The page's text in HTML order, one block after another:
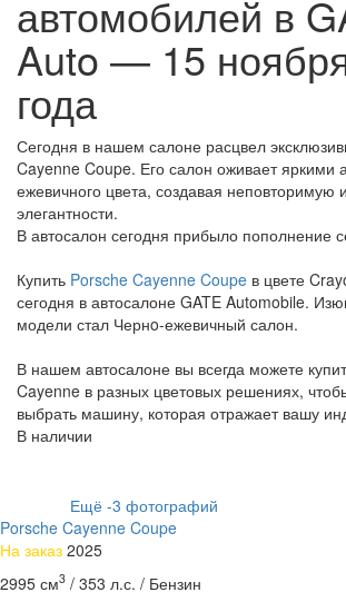
автомобилей в
Auto — 15
года
Сегодня в нашем салоне расцвел
Cayenne Coupe. Его салон оживает яркими
ежевичного цвета, создавая неповторимую
элегантности.
В автосалон сегодня прибыло пополнение
Купить Porsche Cayenne Coupe в цвете
сегодня в автосалоне GATE Automobile.
модели стал Чернo-ежевичный салон.
В нашем автосалоне вы всегда можете
Cayenne в разных цветовых решениях,
выбрать машину, которая отражает вашу
В наличии
Ещё -3 фотографий
Porsche Cayenne Coupe
На заказ 2025
2995 см3 / 353 л.с. / Бензин